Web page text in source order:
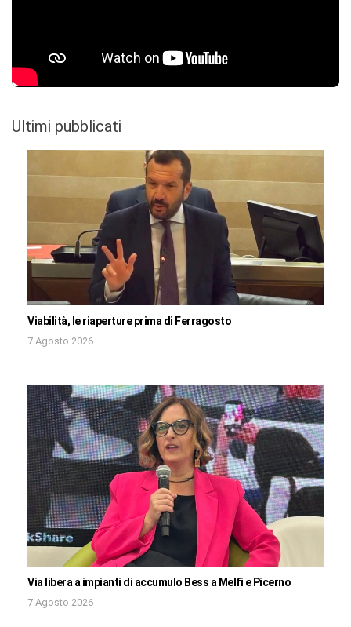
Ultimi pubblicati
Viabilità, le riaperture prima di Ferragosto
7 Agosto 2026
Via libera a impianti di accumulo Bess a Melfi e Picerno
7 Agosto 2026